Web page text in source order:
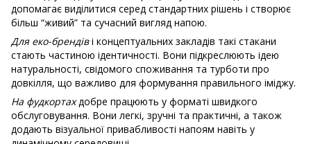
допомагає виділитися серед стандартних рішень і створює
більш “живий” та сучасний вигляд напою.
Для еко-брендіві концептуальних закладів такі стакани
стають частиною ідентичності. Вони підкреслюють ідею
натуральності, свідомого споживання та турботи про
довкілля, що важливо для формування правильного іміджу.
На фудкортахдобре працюють у форматі швидкого
обслуговування. Вони легкі, зручні та практичні, а також
додають візуальної привабливості напоям навіть у